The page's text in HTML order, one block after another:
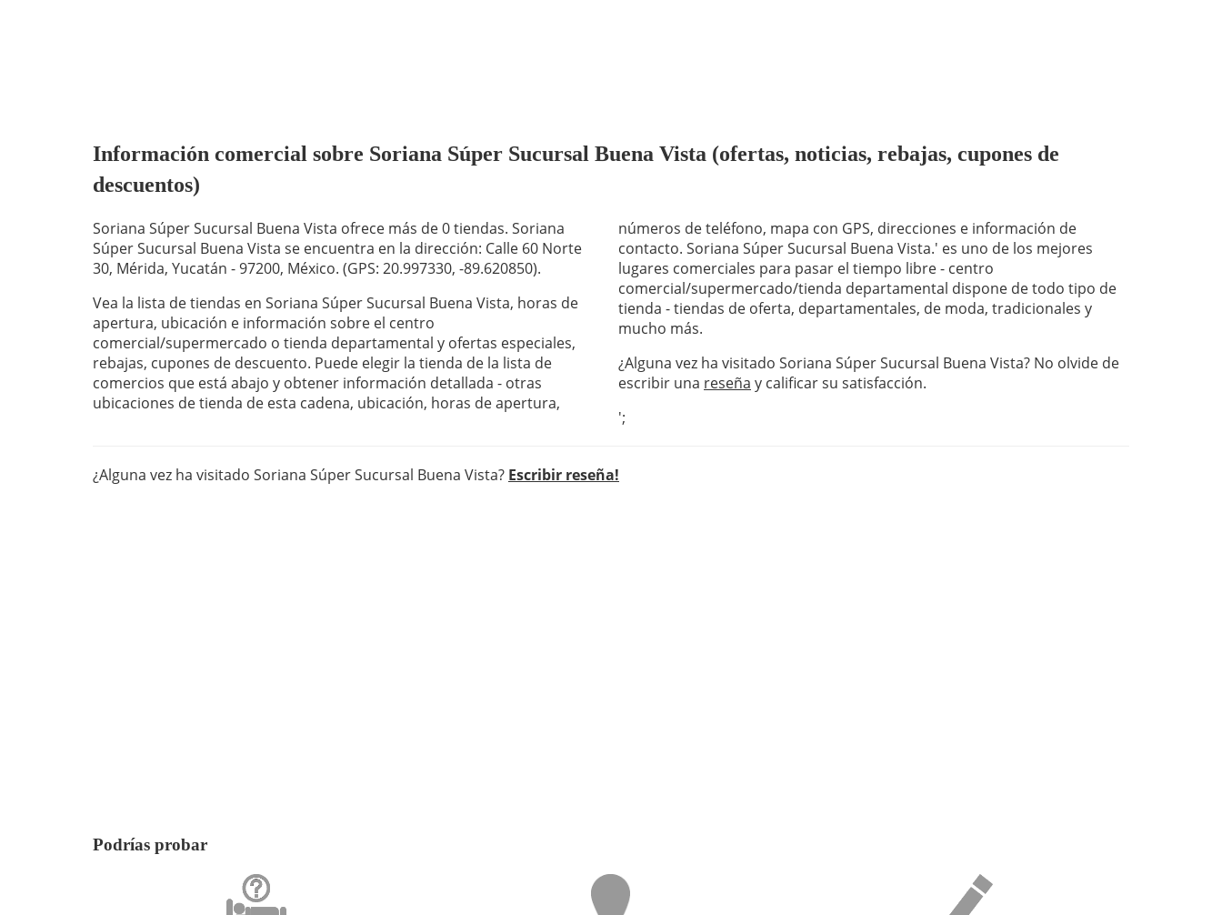
Información comercial sobre Soriana Súper Sucursal Buena Vista (ofertas, noticias, rebajas, cupones de
descuentos)
Soriana Súper Sucursal Buena Vista ofrece más de 0 tiendas. Soriana
Súper Sucursal Buena Vista se encuentra en la dirección: Calle 60 Norte
30, Mérida, Yucatán - 97200, México. (GPS: 20.997330, -89.620850).
Vea la lista de tiendas en Soriana Súper Sucursal Buena Vista, horas de
apertura, ubicación e información sobre el centro
comercial/supermercado o tienda departamental y ofertas especiales,
rebajas, cupones de descuento. Puede elegir la tienda de la lista de
comercios que está abajo y obtener información detallada - otras
ubicaciones de tienda de esta cadena, ubicación, horas de apertura,
números de teléfono, mapa con GPS, direcciones e información de
contacto. Soriana Súper Sucursal Buena Vista.' es uno de los mejores
lugares comerciales para pasar el tiempo libre - centro
comercial/supermercado/tienda departamental dispone de todo tipo de
tienda - tiendas de oferta, departamentales, de moda, tradicionales y
mucho más.
¿Alguna vez ha visitado Soriana Súper Sucursal Buena Vista? No olvide de
escribir una reseña y calificar su satisfacción.
';
¿Alguna vez ha visitado Soriana Súper Sucursal Buena Vista? Escribir reseña!
Podrías probar